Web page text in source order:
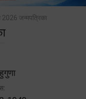
2026 जन्मपत्रिका